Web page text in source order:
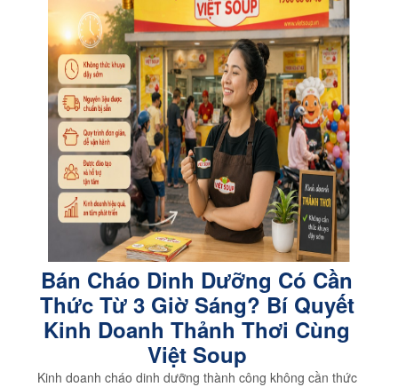
Bán Cháo Dinh Dưỡng Có Cần
Thức Từ 3 Giờ Sáng? Bí Quyết
Kinh Doanh Thảnh Thơi Cùng
Việt Soup
Kinh doanh cháo dinh dưỡng thành công không cần thức